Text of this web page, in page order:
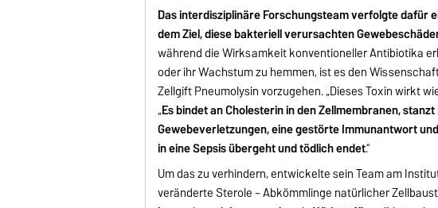
Das interdisziplinäre Forschungsteam verfolgte dafür
dem Ziel, diese bakteriell verursachten
während die Wirksamkeit konventioneller Antibiotika
oder ihr Wachstum zu hemmen, ist es den
Zellgift Pneumolysin vorzugehen. „Dieses Toxin wirkt
„Es bindet an Cholesterin in den Zellmembranen,
Gewebeverletzungen, eine gestörte Immunantwort
in eine Sepsis übergeht und tödlich endet.“
Um das zu verhindern, entwickelte sein Team am
veränderte Sterole – Abkömmlinge natürlicher